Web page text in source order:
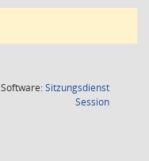
Software:Sitzungsdienst
Session(Wird in